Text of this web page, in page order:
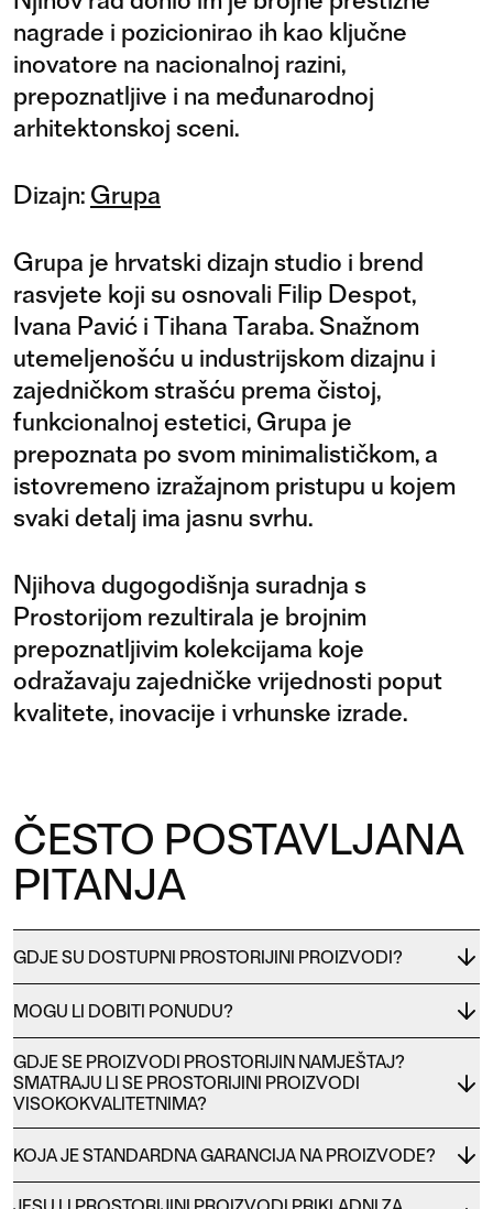
nagrade i pozicionirao ih kao ključne
inovatore na nacionalnoj razini,
prepoznatljive i na međunarodnoj
arhitektonskoj sceni.
Dizajn: Grupa
Grupa je hrvatski dizajn studio i brend
rasvjete koji su osnovali Filip Despot,
Ivana Pavić i Tihana Taraba. Snažnom
utemeljenošću u industrijskom dizajnu i
zajedničkom strašću prema čistoj,
funkcionalnoj estetici, Grupa je
prepoznata po svom minimalističkom, a
istovremeno izražajnom pristupu u kojem
svaki detalj ima jasnu svrhu.
Njihova dugogodišnja suradnja s
Prostorijom rezultirala je brojnim
prepoznatljivim kolekcijama koje
odražavaju zajedničke vrijednosti poput
kvalitete, inovacije i vrhunske izrade.
ČESTO POSTAVLJANA
PITANJA
GDJE SU DOSTUPNI PROSTORIJINI PROIZVODI?
MOGU LI DOBITI PONUDU?
GDJE SE PROIZVODI PROSTORIJIN NAMJEŠTAJ?
SMATRAJU LI SE PROSTORIJINI PROIZVODI
VISOKOKVALITETNIMA?
KOJA JE STANDARDNA GARANCIJA NA PROIZVODE?